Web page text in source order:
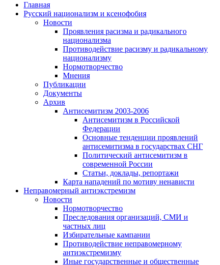
Главная
Русский национализм и ксенофобия
Новости
Проявления расизма и радикального
национализма
Противодействие расизму и радикальному
национализму
Нормотворчество
Мнения
Публикации
Документы
Архив
Антисемитизм 2003-2006
Антисемитизм в Российской
Федерации
Основные тенденции проявлений
антисемитизма в государствах СНГ
Политический антисемитизм в
современной России
Статьи, доклады, репортажи
Карта нападений по мотиву ненависти
Неправомерный антиэкстремизм
Новости
Нормотворчество
Преследования организаций, СМИ и
частных лиц
Избирательные кампании
Противодействие неправомерному
антиэкстремизму
Иные государственные и общественные